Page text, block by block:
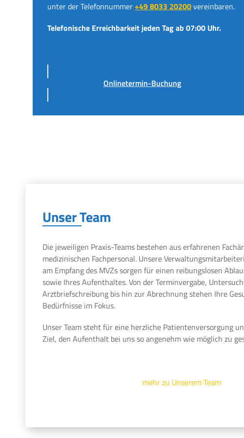
unter der Telefonnummer+49 8033 20200vereinbaren.
Telefonische Erreichbarkeit jeden Tag ab 07:00 Uhr.
Onlinetermin-Buchung
Unser Team
Die jeweiligen Praxis-Teams bestehen aus erfahrenen
medizinischen Fachpersonal. Unsere
am Empfang des MVZs sorgen für einen reibungslosen
sowie Ihres Aufenthaltes. Von der Terminvergabe,
Arztbriefschreibung bis hin zur Abrechnung stehen Ihre
Bedürfnisse im Fokus.
Unser Team steht für eine herzliche Patientenversorgung
Ziel, den Aufenthalt bei uns so angenehm wie möglich zu
mehr zu Unserem Team